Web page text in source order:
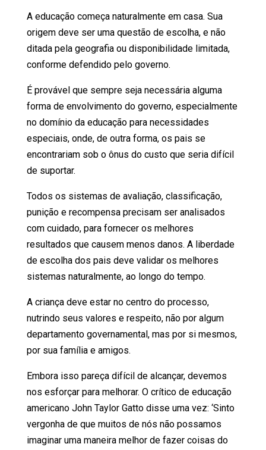
A educação começa naturalmente em casa. Sua
origem deve ser uma questão de escolha, e não
ditada pela geografia ou disponibilidade limitada,
conforme defendido pelo governo.
É provável que sempre seja necessária alguma
forma de envolvimento do governo, especialmente
no domínio da educação para necessidades
especiais, onde, de outra forma, os pais se
encontrariam sob o ônus do custo que seria difícil
de suportar.
Todos os sistemas de avaliação, classificação,
punição e recompensa precisam ser analisados ​​
com cuidado, para fornecer os melhores
resultados que causem menos danos. A liberdade
de escolha dos pais deve validar os melhores
sistemas naturalmente, ao longo do tempo.
A criança deve estar no centro do processo,
nutrindo seus valores e respeito, não por algum
departamento governamental, mas por si mesmos,
por sua família e amigos.
Embora isso pareça difícil de alcançar, devemos
nos esforçar para melhorar. O crítico de educação
americano John Taylor Gatto disse uma vez: ‘Sinto
vergonha de que muitos de nós não possamos
imaginar uma maneira melhor de fazer coisas do